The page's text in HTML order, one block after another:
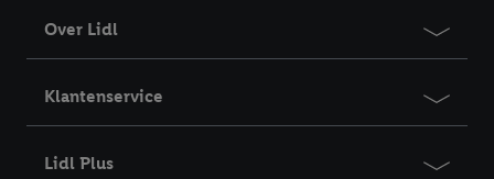
Over Lidl
Klantenservice
Lidl Plus